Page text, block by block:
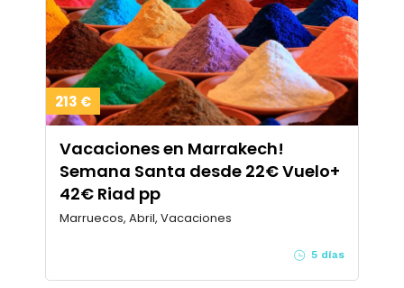
213 €
Vacaciones en Marrakech!
Semana Santa desde 22€ Vuelo+
42€ Riad pp
Marruecos, Abril, Vacaciones
5 días